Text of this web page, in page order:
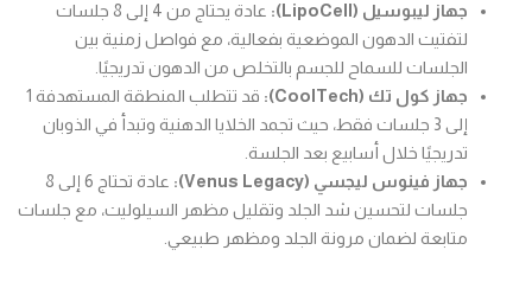
جهاز ليبوسيل (LipoCell):
عادة يحتاج من 4 إلى 8 جلسات
لتفتيت الدهون الموضعية بفعالية، مع فواصل زمنية بين
الجلسات للسماح للجسم بالتخلص من الدهون تدريجيًا.
جهاز كول تك (CoolTech):
قد تتطلب المنطقة المستهدفة 1
إلى 3 جلسات فقط، حيث تجمد الخلايا الدهنية وتبدأ في الذوبان
تدريجيًا خلال أسابيع بعد الجلسة.
جهاز فينوس ليجسي (Venus Legacy):
عادة تحتاج 6 إلى 8
جلسات لتحسين شد الجلد وتقليل مظهر السيلوليت، مع جلسات
متابعة لضمان مرونة الجلد ومظهر طبيعي.